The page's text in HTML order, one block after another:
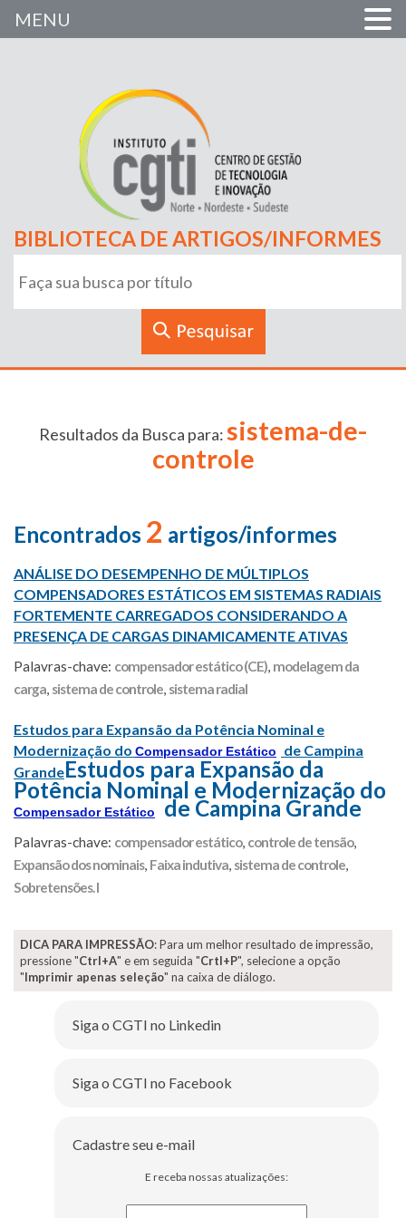
BIBLIOTECA DE ARTIGOS/INFORMES
Resultados da Busca para:sistema-de-
controle
Encontrados 2 artigos/informes
ANÁLISE DO DESEMPENHO DE MÚLTIPLOS
COMPENSADORES ESTÁTICOS EM SISTEMAS RADIAIS
FORTEMENTE CARREGADOS CONSIDERANDO A
PRESENÇA DE CARGAS DINAMICAMENTE ATIVAS
Palavras-chave: compensador estático (CE), modelagem da
carga, sistema de controle, sistema radial
Estudos para Expansão da Potência Nominal e
Modernização do Compensador Estático
de Campina
GrandeEstudos para Expansão da
Potência Nominal e Modernização do
Compensador Estático de Campina Grande
Palavras-chave: compensador estático, controle de tensão,
Expansão dos nominais, Faixa indutiva, sistema de controle,
Sobretensões. I
DICA PARA IMPRESSÃO: Para um melhor resultado de impressão,
pressione "Ctrl+A" e em seguida "Crtl+P", selecione a opção
"Imprimir apenas seleção" na caixa de diálogo.
Siga o CGTI no Linkedin
Siga o CGTI no Facebook
Cadastre seu e-mail
E receba nossas atualizações:
MENU